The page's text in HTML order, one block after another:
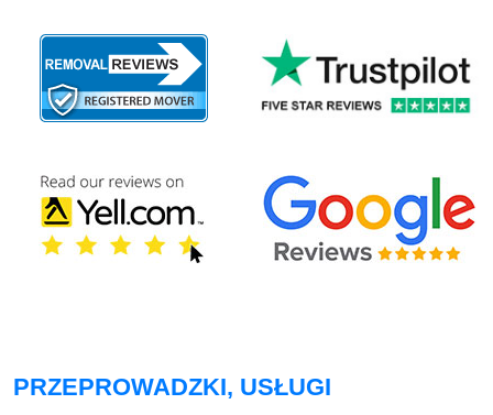
PRZEPROWADZKI, USŁUGI